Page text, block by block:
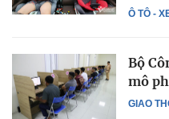
Ô TÔ -
GIAO
Bộ
mô